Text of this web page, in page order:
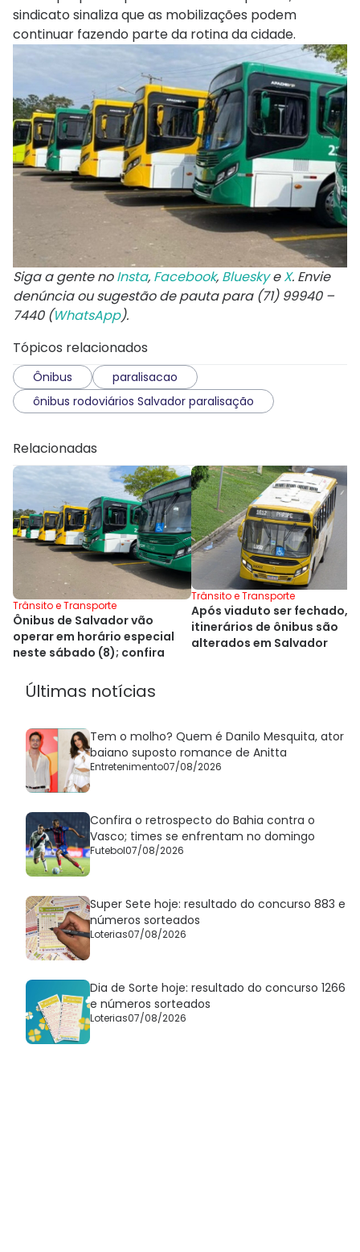
sindicato sinaliza que as mobilizações podem
continuar fazendo parte da rotina da cidade.
Siga a gente noInsta, Facebook, BlueskyeX. Envie
denúncia ou sugestão de pauta para (71) 99940 –
7440 (WhatsApp).
Tópicos relacionados
Ônibus
paralisacao
ônibus rodoviários Salvador paralisação
Relacionadas
Trânsito e Transporte
Ônibus de Salvador vão
operar em horário especial
neste sábado (8); confira
Trânsito e Transporte
Após viaduto ser fechado,
itinerários de ônibus são
alterados em Salvador
Últimas notícias
Tem o molho? Quem é Danilo Mesquita, ator
baiano suposto romance de Anitta
Entretenimento07/08/2026
Confira o retrospecto do Bahia contra o
Vasco; times se enfrentam no domingo
Futebol07/08/2026
Super Sete hoje: resultado do concurso 883 e
números sorteados
Loterias07/08/2026
Dia de Sorte hoje: resultado do concurso 1266
e números sorteados
Loterias07/08/2026